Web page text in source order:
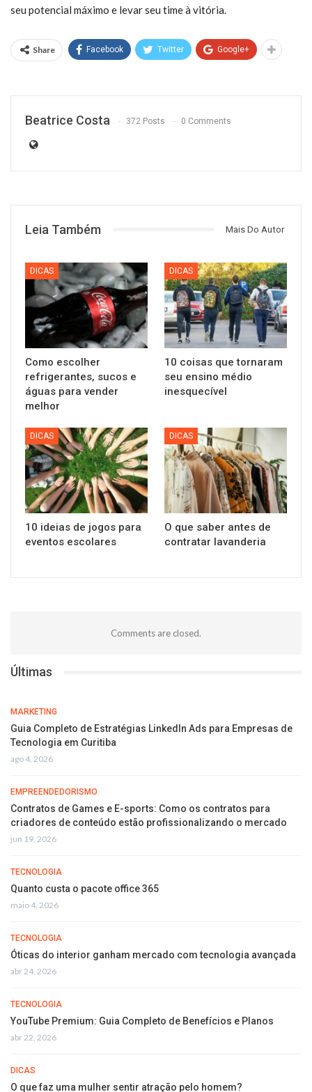
seu potencial máximo e levar seu time à vitória.
Share Facebook Twitter Google+
Beatrice Costa 372 Posts 0 Comments
Leia Também Mais Do Autor
DICAS
Como escolher
refrigerantes, sucos e
águas para vender
melhor
DICAS
10 coisas que tornaram
seu ensino médio
inesquecível
DICAS
10 ideias de jogos para
eventos escolares
DICAS
O que saber antes de
contratar lavanderia
Comments are closed.
Últimas
MARKETING
Guia Completo de Estratégias LinkedIn Ads para Empresas de
Tecnologia em Curitiba
ago 4, 2026
EMPREENDEDORISMO
Contratos de Games e E-sports: Como os contratos para
criadores de conteúdo estão profissionalizando o mercado
jun 19, 2026
TECNOLOGIA
Quanto custa o pacote office 365
maio 4, 2026
TECNOLOGIA
Óticas do interior ganham mercado com tecnologia avançada
abr 24, 2026
TECNOLOGIA
YouTube Premium: Guia Completo de Benefícios e Planos
abr 22, 2026
DICAS
O que faz uma mulher sentir atração pelo homem?